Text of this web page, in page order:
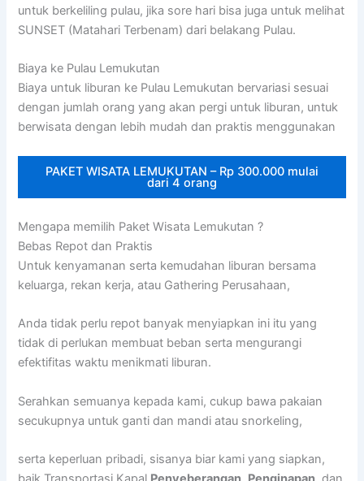
untuk berkeliling pulau, jika sore hari bisa juga untuk melihat
SUNSET (Matahari Terbenam) dari belakang Pulau.
Biaya ke Pulau Lemukutan
Biaya untuk liburan ke Pulau Lemukutan bervariasi sesuai
dengan jumlah orang yang akan pergi untuk liburan, untuk
berwisata dengan lebih mudah dan praktis menggunakan
PAKET WISATA LEMUKUTAN – Rp 300.000 mulai
dari 4 orang
Mengapa memilih Paket Wisata Lemukutan ?
Bebas Repot dan Praktis
Untuk kenyamanan serta kemudahan liburan bersama
keluarga, rekan kerja, atau Gathering Perusahaan,
Anda tidak perlu repot banyak menyiapkan ini itu yang
tidak di perlukan membuat beban serta mengurangi
efektifitas waktu menikmati liburan.
Serahkan semuanya kepada kami, cukup bawa pakaian
secukupnya untuk ganti dan mandi atau snorkeling,
serta keperluan pribadi, sisanya biar kami yang siapkan,